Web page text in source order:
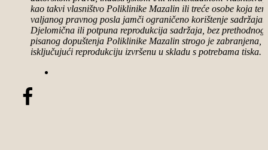
kao takvi vlasništvo Poliklinike Mazalin ili treće osobe koja
valjanog pravnog posla jamči ograničeno korištenje sadržaja.
Djelomična ili potpuna reprodukcija sadržaja, bez prethodnog
pisanog dopuštenja Poliklinike Mazalin strogo je zabranjena,
isključujući reprodukciju izvršenu u skladu s potrebama tiska.